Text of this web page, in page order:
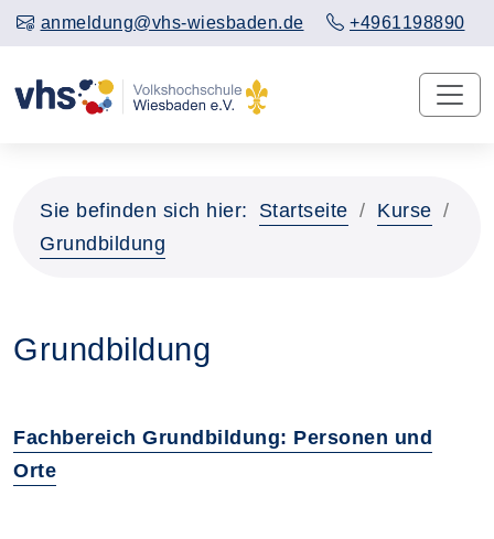
anmeldung@vhs-wiesbaden.de +4961198890
Sie befinden sich hier: Startseite
Kurse
Grundbildung
Grundbildung
Fachbereich Grundbildung: Personen und
Orte